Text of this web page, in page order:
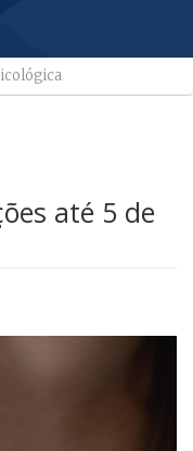
até 5 de